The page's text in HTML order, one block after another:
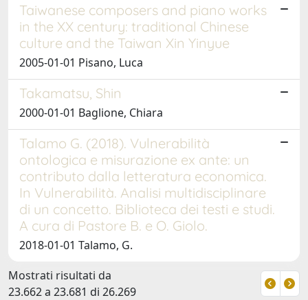
Taiwanese composers and piano works
in the XX century: traditional Chinese
culture and the Taiwan Xin Yinyue
2005-01-01 Pisano, Luca
Takamatsu, Shin
2000-01-01 Baglione, Chiara
Talamo G. (2018). Vulnerabilità
ontologica e misurazione ex ante: un
contributo dalla letteratura economica.
In Vulnerabilità. Analisi multidisciplinare
di un concetto. Biblioteca dei testi e studi.
A cura di Pastore B. e O. Giolo.
2018-01-01 Talamo, G.
Mostrati risultati da
23.662 a 23.681 di 26.269